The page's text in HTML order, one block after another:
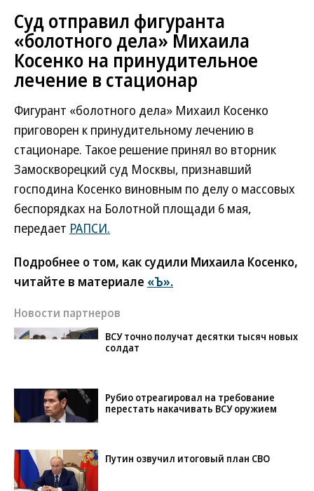
Суд отправил фигуранта
«болотного дела» Михаила
Косенко на принудительное
лечение в стационар
Фигурант «болотного дела» Михаил Косенко
приговорен к принудительному лечению в
стационаре. Такое решение принял во вторник
Замоскворецкий суд Москвы, признавший
господина Косенко виновным по делу о массовых
беспорядках на Болотной площади 6 мая,
передает РАПСИ.
Подробнее о том, как судили Михаила Косенко,
читайте в материале «Ъ».
Новости партнеров
ВСУ точно получат десятки тысяч новых
солдат
Рубио отреагировал на требование
перестать накачивать ВСУ оружием
Путин озвучил итоговый план СВО